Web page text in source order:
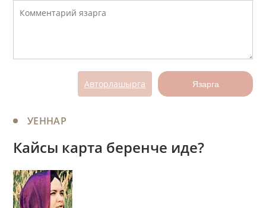
Авторлашырга Язарга
УЕННАР
Кайсы карта беренче иде?